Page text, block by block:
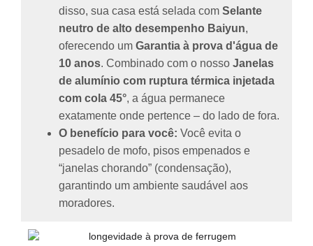
disso, sua casa está selada com Selante
neutro de alto desempenho Baiyun,
oferecendo um Garantia à prova d'água de
10 anos. Combinado com o nosso Janelas
de alumínio com ruptura térmica injetada
com cola 45°, a água permanece
exatamente onde pertence – do lado de fora.
O benefício para você: Você evita o
pesadelo de mofo, pisos empenados e
“janelas chorando” (condensação),
garantindo um ambiente saudável aos
moradores.